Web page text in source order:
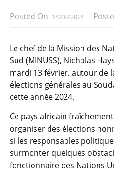
Posted On: 14/02/2024
Le chef de la Mission des
Sud (MINUSS), Nicholas
mardi 13 février, autour de
élections générales au
cette année 2024.
Ce pays africain
organiser des élections
si les responsables
surmonter quelques
fonctionnaire des Nations